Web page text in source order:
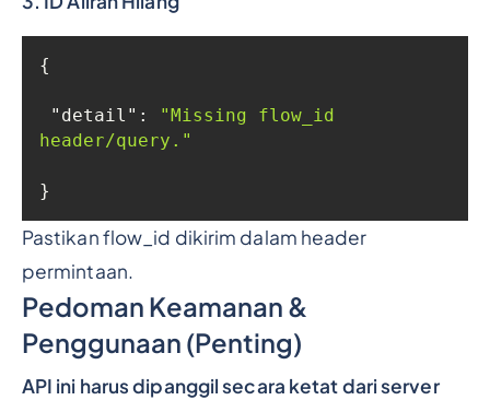
"detail" :
"Missing flow_id
header/query."
}
Pastikan flow_id dikirim dalam header
permintaan.
Pedoman Keamanan &
Penggunaan (Penting)
API ini harus dipanggil secara ketat dari server